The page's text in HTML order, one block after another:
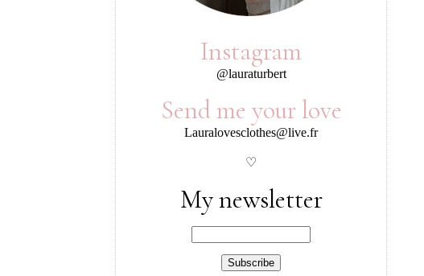
Instagram
@lauraturbert
Send me your love
Lauralovesclothes@live.fr
♡
My newsletter